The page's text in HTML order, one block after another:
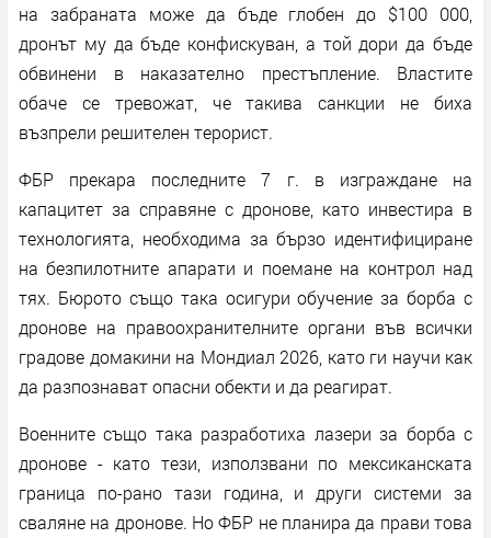
на забраната може да бъде глобен до $100 000,
дронът му да бъде конфискуван, а той дори да бъде
обвинени в наказателно престъпление. Властите
обаче се тревожат, че такива санкции не биха
възпрели решителен терорист.
ФБР прекара последните 7 г. в изграждане на
капацитет за справяне с дронове, като инвестира в
технологията, необходима за бързо идентифициране
на безпилотните апарати и поемане на контрол над
тях. Бюрото също така осигури обучение за борба с
дронове на правоохранителните органи във всички
градове домакини на Мондиал 2026, като ги научи как
да разпознават опасни обекти и да реагират.
Военните също така разработиха лазери за борба с
дронове - като тези, използвани по мексиканската
граница по-рано тази година, и други системи за
сваляне на дронове. Но ФБР не планира да прави това